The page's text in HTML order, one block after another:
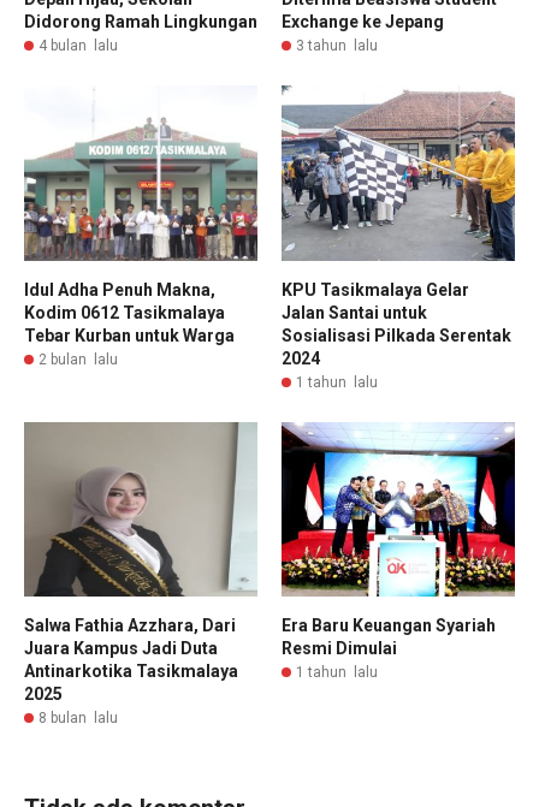
Didorong Ramah Lingkungan
4 bulan lalu
Exchange ke Jepang
3 tahun lalu
Idul Adha Penuh Makna,
Kodim 0612 Tasikmalaya
Tebar Kurban untuk Warga
2 bulan lalu
KPU Tasikmalaya Gelar
Jalan Santai untuk
Sosialisasi Pilkada Serentak
2024
1 tahun lalu
Salwa Fathia Azzhara, Dari
Juara Kampus Jadi Duta
Antinarkotika Tasikmalaya
2025
8 bulan lalu
Era Baru Keuangan Syariah
Resmi Dimulai
1 tahun lalu